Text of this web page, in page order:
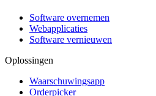
Software overnemen
Webapplicaties
Software vernieuwen
Oplossingen
Waarschuwingsapp
Orderpicker